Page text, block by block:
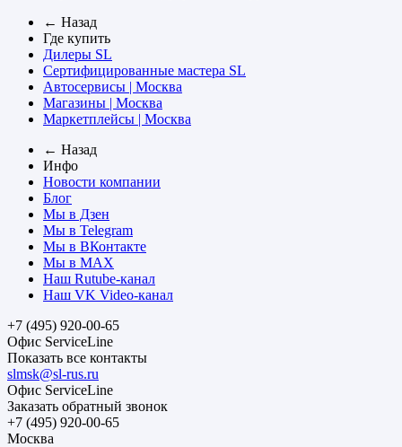
← Назад
Где купить
Дилеры SL
Сертифицированные мастера SL
Автосервисы | Москва
Магазины | Москва
Маркетплейсы | Москва
← Назад
Инфо
Новости компании
Блог
Мы в Дзен
Мы в Telegram
Мы в ВКонтакте
Мы в MAX
Наш Rutube-канал
Наш VK Video-канал
+7 (495) 920-00-65
Офис ServiceLine
Показать все контакты
slmsk@sl-rus.ru
Офис ServiceLine
Заказать обратный звонок
+7 (495) 920-00-65
Москва